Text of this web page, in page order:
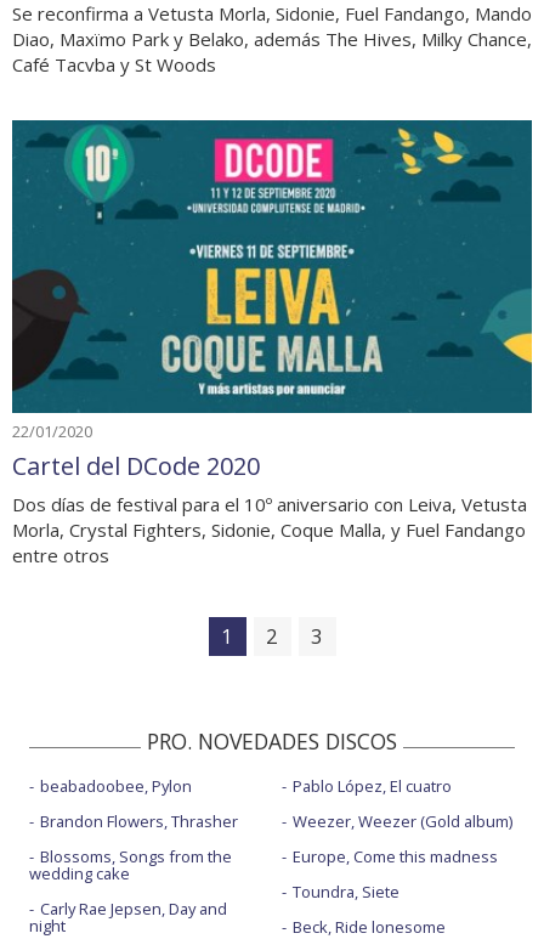
Se reconfirma a Vetusta Morla, Sidonie, Fuel Fandango, Mando
Diao, Maxïmo Park y Belako, además The Hives, Milky Chance,
Café Tacvba y St Woods
22/01/2020
Cartel del DCode 2020
Dos días de festival para el 10º aniversario con Leiva, Vetusta
Morla, Crystal Fighters, Sidonie, Coque Malla, y Fuel Fandango
entre otros
1 2 3
PRO. NOVEDADES DISCOS
beabadoobee, Pylon
Brandon Flowers, Thrasher
Blossoms, Songs from the
wedding cake
Carly Rae Jepsen, Day and
night
Pablo López, El cuatro
Weezer, Weezer (Gold album)
Europe, Come this madness
Toundra, Siete
Beck, Ride lonesome